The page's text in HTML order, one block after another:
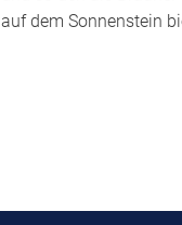
auf dem Sonnenstein